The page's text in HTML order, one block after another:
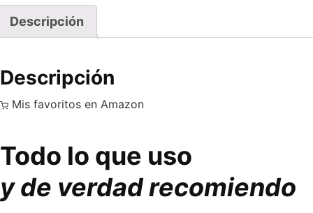
Descripción
Descripción
Mis favoritos en Amazon
Todo lo que uso
y de verdad recomiendo